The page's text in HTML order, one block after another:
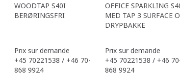
WOODTAP S40I
BERØRINGSFRI
Prix sur demande
+45 70221538 / +46 70-
868 9924
OFFICE SPARKLING
MED TAP 3 SURFACE
DRYPBAKKE
Prix sur demande
+45 70221538 / +46
868 9924